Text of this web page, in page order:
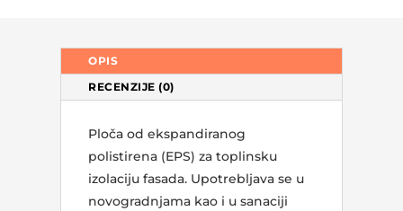
OPIS
RECENZIJE (0)
Ploča od ekspandiranog
polistirena (EPS) za toplinsku
izolaciju fasada. Upotrebljava se u
novogradnjama kao i u sanaciji